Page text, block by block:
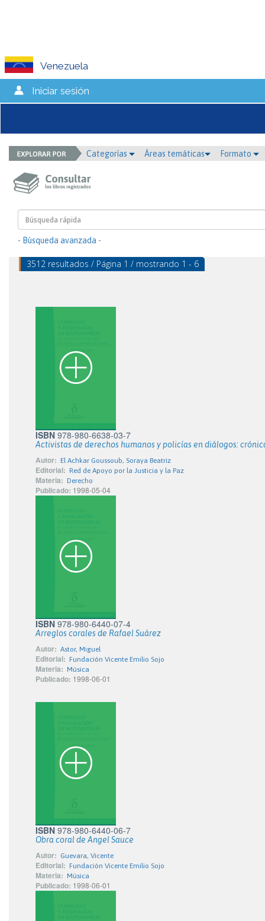
Venezuela
Iniciar sesión
Categorías Áreas temáticas Formato
- Búsqueda avanzada -
3512 resultados / Página 1 / mostrando 1 - 6
ISBN 978-980-6638-03-7
Activistas de derechos humanos y policías en diálogos:
Autor: El Achkar Goussoub, Soraya Beatriz
Editorial: Red de Apoyo por la Justicia y la Paz
Materia: Derecho
Publicado: 1998-05-04
ISBN 978-980-6440-07-4
Arreglos corales de Rafael Suárez
Autor: Astor, Miguel
Editorial: Fundación Vicente Emilio Sojo
Materia: Música
Publicado: 1998-06-01
ISBN 978-980-6440-06-7
Obra coral de Angel Sauce
Autor: Guevara, Vicente
Editorial: Fundación Vicente Emilio Sojo
Materia: Música
Publicado: 1998-06-01